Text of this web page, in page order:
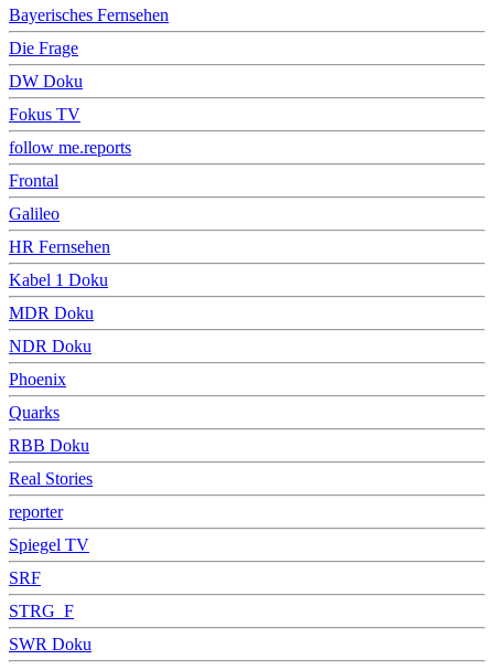
Bayerisches Fernsehen
Die Frage
DW Doku
Fokus TV
follow me.reports
Frontal
Galileo
HR Fernsehen
Kabel 1 Doku
MDR Doku
NDR Doku
Phoenix
Quarks
RBB Doku
Real Stories
reporter
Spiegel TV
SRF
STRG_F
SWR Doku